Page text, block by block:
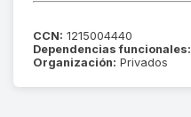
CCN: 1215004440
Dependencias funcionales:
Organización: Privados